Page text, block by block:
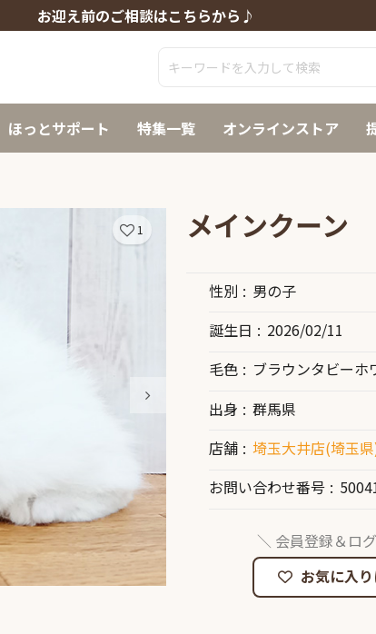
お迎え前のご相談はこちらから♪
ほっとサポート 特集一覧 オンラインストア
1 メインクーン
性別
男の子
誕生日
2026/02/11
毛色
ブラウンタビーホ
出身
群馬県
店舗
埼玉大井店(埼玉
お問い合わせ番号
＼ 会員登録＆ロ
お気に入